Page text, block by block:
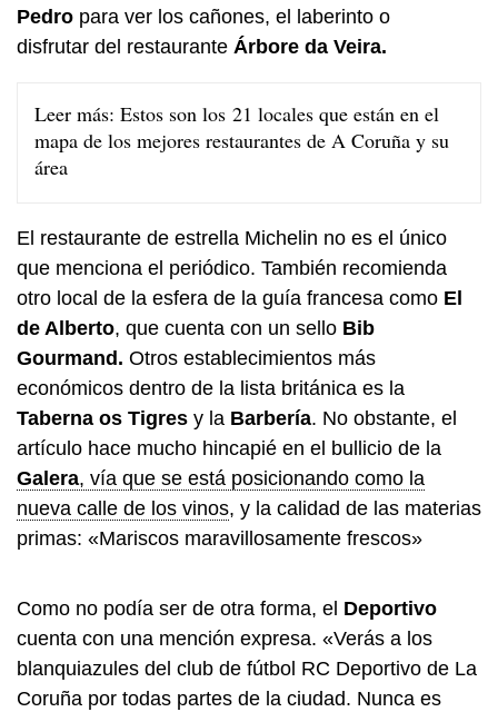
Pedro para ver los cañones, el laberinto o
disfrutar del restaurante Árbore da Veira.
Leer más: Estos son los 21 locales que están en el
mapa de los mejores restaurantes de A Coruña y su
área
El restaurante de estrella Michelin no es el único
que menciona el periódico. También recomienda
otro local de la esfera de la guía francesa como El
de Alberto, que cuenta con un sello Bib
Gourmand. Otros establecimientos más
económicos dentro de la lista británica es la
Taberna os Tigres y la Barbería. No obstante, el
artículo hace mucho hincapié en el bullicio de la
Galera, vía que se está posicionando como la
nueva calle de los vinos, y la calidad de las materias
primas: «Mariscos maravillosamente frescos»
Como no podía ser de otra forma, el Deportivo
cuenta con una mención expresa. «Verás a los
blanquiazules del club de fútbol RC Deportivo de La
Coruña por todas partes de la ciudad. Nunca es